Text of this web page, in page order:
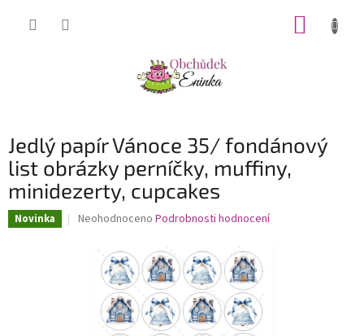
Jedlý papír Vánoce 35/ fondánový
list obrázky perníčky, muffiny,
minidezerty, cupcakes
Novinka
Průměrné
produktu
hvězdiček.
Neohodnoceno Podrobnosti hodnocení